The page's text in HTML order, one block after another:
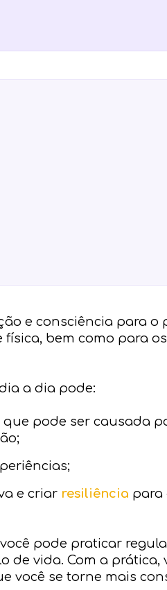
e consciência para o
bem como para os
a dia pode:
pode ser causada
e criar resiliência para
pode praticar
de vida. Com a prática,
você se torne mais